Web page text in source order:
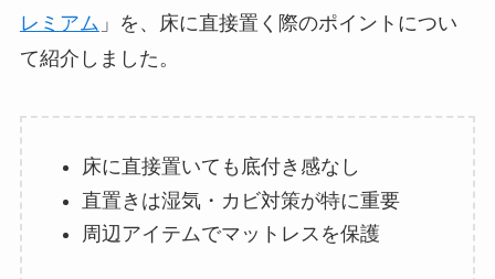
レミアム 」を、床に直接置く際のポイントについ
て紹介しました。
床に直接置いても底付き感なし
直置きは湿気・カビ対策が特に重要
周辺アイテムでマットレスを保護